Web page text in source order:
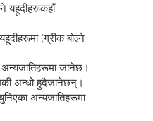
यहूदीहरूकहाँ
यहूदीहरूमा (ग्रीक बोल्ने
अन्यजातिहरूमा जानेछ।
अन्धो हुदैजानेछन्।
अन्यजातिहरूमा